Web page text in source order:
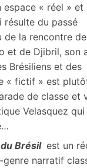
« réel » et
résulte du passé
de la rencontre de
et de Djibril, son
Brésiliens et des
« fictif » est
de classe et
Velasquez qui
Brésil est un
genre narratif